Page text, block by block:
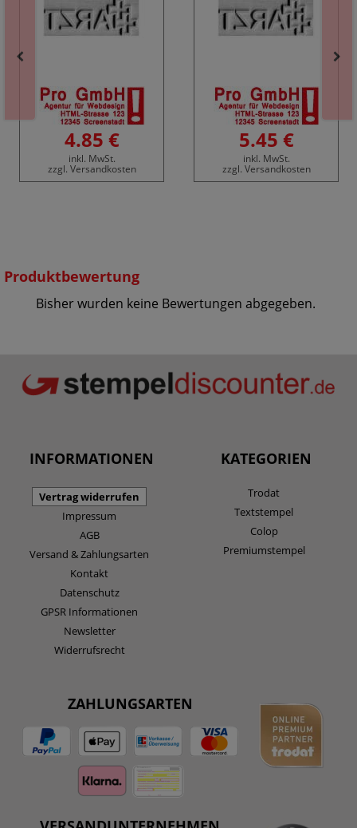
4.85 €
inkl. MwSt.
zzgl. Versandkosten
5.45 €
inkl. MwSt.
zzgl. Versandkosten
Produktbewertung
Bisher wurden keine Bewertungen abgegeben.
INFORMATIONEN
Vertrag widerrufen
Impressum
AGB
Versand & Zahlungsarten
Kontakt
Datenschutz
GPSR Informationen
Newsletter
Widerrufsrecht
KATEGORIEN
Trodat
Textstempel
Colop
Premiumstempel
ZAHLUNGSARTEN